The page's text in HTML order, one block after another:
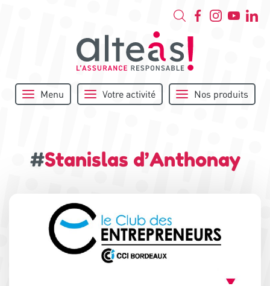
Menu Votre activité Nos produits
#Stanislas d’Anthonay